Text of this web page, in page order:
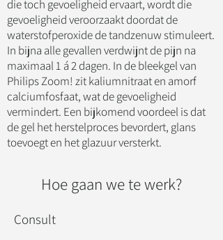
die toch gevoeligheid ervaart, wordt die
gevoeligheid veroorzaakt doordat de
waterstofperoxide de tandzenuw stimuleert.
In bijna alle gevallen verdwijnt de pijn na
maximaal 1 á 2 dagen. In de bleekgel van
Philips Zoom! zit kaliumnitraat en amorf
calciumfosfaat, wat de gevoeligheid
vermindert. Een bijkomend voordeel is dat
de gel het herstelproces bevordert, glans
toevoegt en het glazuur versterkt.
Hoe gaan we te werk?
Consult